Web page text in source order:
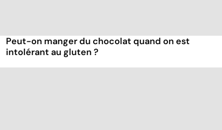
Peut-on manger du chocolat quand on est
intolérant au gluten ?